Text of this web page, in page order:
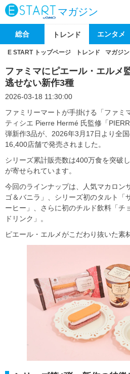
マガジン
総合 トレンド エンタメ
E START トップページ トレンド マガジン
ファミマにピエール・エルメ
逃せない新作3種
2026-03-18 11:30:00
ファミリーマートが手掛ける「ファミ
ティシエ Pierre Hermé 氏監修「
弾新作3品が、2026年3月17日より全
16,400店舗で発売されました。
シリーズ累計販売数は400万食を突破
が寄せられています。
今回のラインナップは、人気マカロン
ゴ＆バニラ」、シリーズ初のタルト「
ーヒー」、さらに初のチルド飲料「チ
ドリンク」。
ピエール・エルメがこだわり抜いた素